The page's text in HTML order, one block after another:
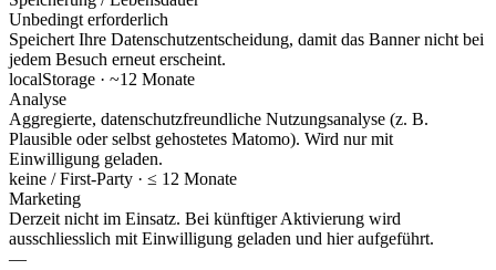
Unbedingt erforderlich
Speichert Ihre Datenschutzentscheidung, damit das Banner nicht bei
jedem Besuch erneut erscheint.
localStorage · ~12 Monate
Analyse
Aggregierte, datenschutzfreundliche Nutzungsanalyse (z. B.
Plausible oder selbst gehostetes Matomo). Wird nur mit
Einwilligung geladen.
keine / First-Party · ≤ 12 Monate
Marketing
Derzeit nicht im Einsatz. Bei künftiger Aktivierung wird
ausschliesslich mit Einwilligung geladen und hier aufgeführt.
—